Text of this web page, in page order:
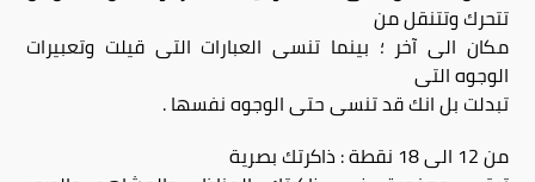
تتحرك وتتنقل من
مكان الى آخر ؛ بينما تنسى العبارات التى قيلت وتعبيرات
الوجوه التى
تبدلت بل انك قد تنسى حتى الوجوه نفسها .
من 12 الى 18 نقطة : ذاكرتك بصرية